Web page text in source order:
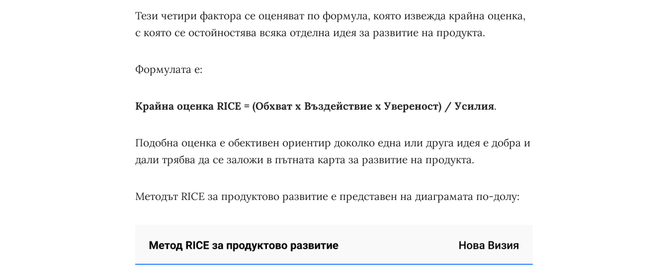
Тези четири фактора се оценяват по формула, която извежда крайна оценка,
с която се остойностява всяка отделна идея за развитие на продукта.
Формулата е:
Крайна оценка RICE = (Обхват x Въздействие x Увереност) / Усилия.
Подобна оценка е обективен ориентир доколко една или друга идея е добра и
дали трябва да се заложи в пътната карта за развитие на продукта.
Методът RICE за продуктово развитие е представен на диаграмата по-долу: